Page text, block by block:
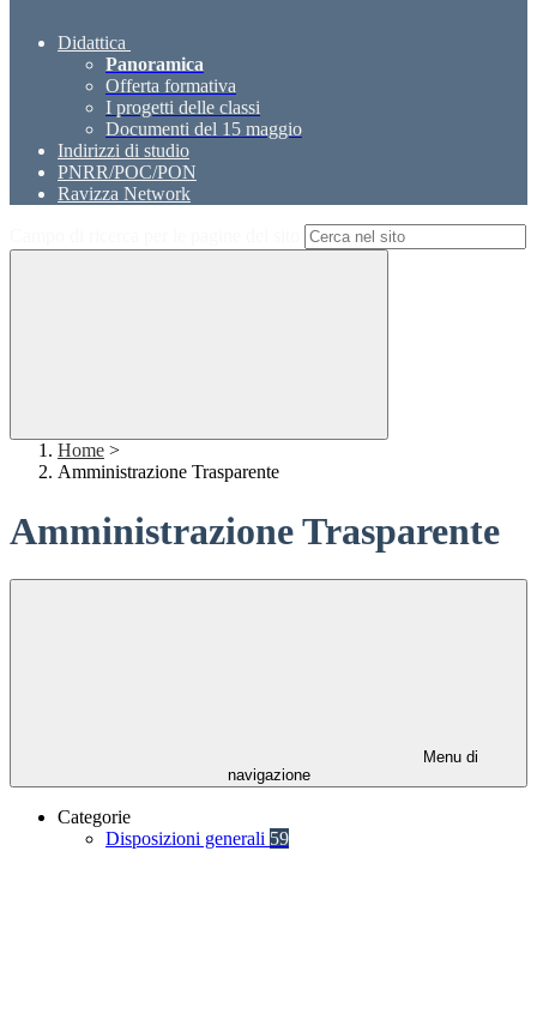
Didattica
Panoramica
Offerta formativa
I progetti delle classi
Documenti del 15 maggio
Indirizzi di studio
PNRR/POC/PON
Ravizza Network
Home >
Amministrazione Trasparente
Amministrazione Trasparente
Menu di
navigazione
Categorie
Disposizioni generali 59